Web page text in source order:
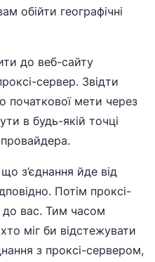
обійти географічні
до веб-сайту
сервер. Звідти
початкової мети через
в будь-якій точці
з’єднання йде від
Потім проксі-
до вас. Тим часом
міг би відстежувати
з проксі-сервером,